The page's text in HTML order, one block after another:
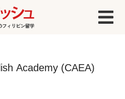
Academy (CAEA)